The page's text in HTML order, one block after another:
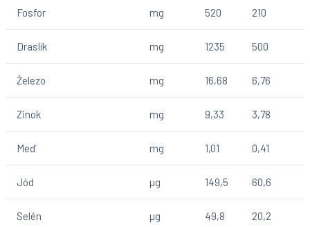
Fosfor mg 520 210
Draslík mg 1235 500
Železo mg 16,68 6,76
Zinok mg 9,33 3,78
Meď mg 1,01 0,41
Jód µg 149,5 60,6
Selén µg 49,8 20,2